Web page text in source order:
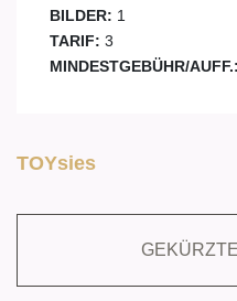
BILDER: 1
TARIF: 3
MINDESTGEBÜHR/AUFF.:
TOYsies